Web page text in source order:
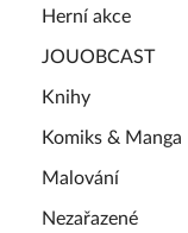
Herní akce
JOUOBCAST
Knihy
Komiks & Manga
Malování
Nezařazené